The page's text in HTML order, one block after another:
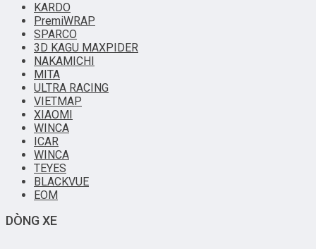
KARDO
PremiWRAP
SPARCO
3D KAGU MAXPIDER
NAKAMICHI
MITA
ULTRA RACING
VIETMAP
XIAOMI
WINCA
ICAR
WINCA
TEYES
BLACKVUE
EOM
DÒNG XE